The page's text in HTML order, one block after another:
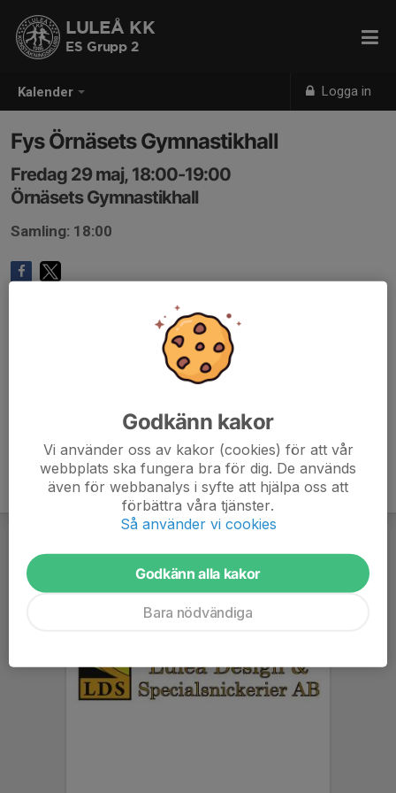
Kalender Logga in
LULEÅ KK
ES Grupp 2
Fys Örnäsets Gymnastikhall
Fredag 29 maj, 18:00-19:00
Örnäsets Gymnastikhall
Samling: 18:00
Godkänn kakor
Vi använder oss av kakor (cookies) för att vår
webbplats ska fungera bra för dig. De används
även för webbanalys i syfte att hjälpa oss att
förbättra våra tjänster.
Så använder vi cookies
Godkänn alla kakor
Bara nödvändiga